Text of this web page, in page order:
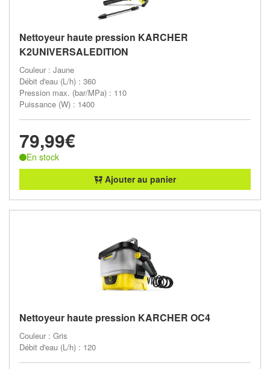
Nettoyeur haute pression KARCHER
K2UNIVERSALEDITION
Couleur : Jaune
Débit d'eau (L/h) : 360
Pression max. (bar/MPa) : 110
Puissance (W) : 1400
79,99€
En stock
Ajouter au panier
Nettoyeur haute pression KARCHER OC4
Couleur : Gris
Débit d'eau (L/h) : 120